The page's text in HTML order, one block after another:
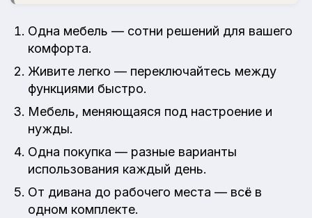
Одна мебель — сотни решений для вашего
комфорта.
Живите легко — переключайтесь между
функциями быстро.
Мебель, меняющаяся под настроение и
нужды.
Одна покупка — разные варианты
использования каждый день.
От дивана до рабочего места — всё в
одном комплекте.